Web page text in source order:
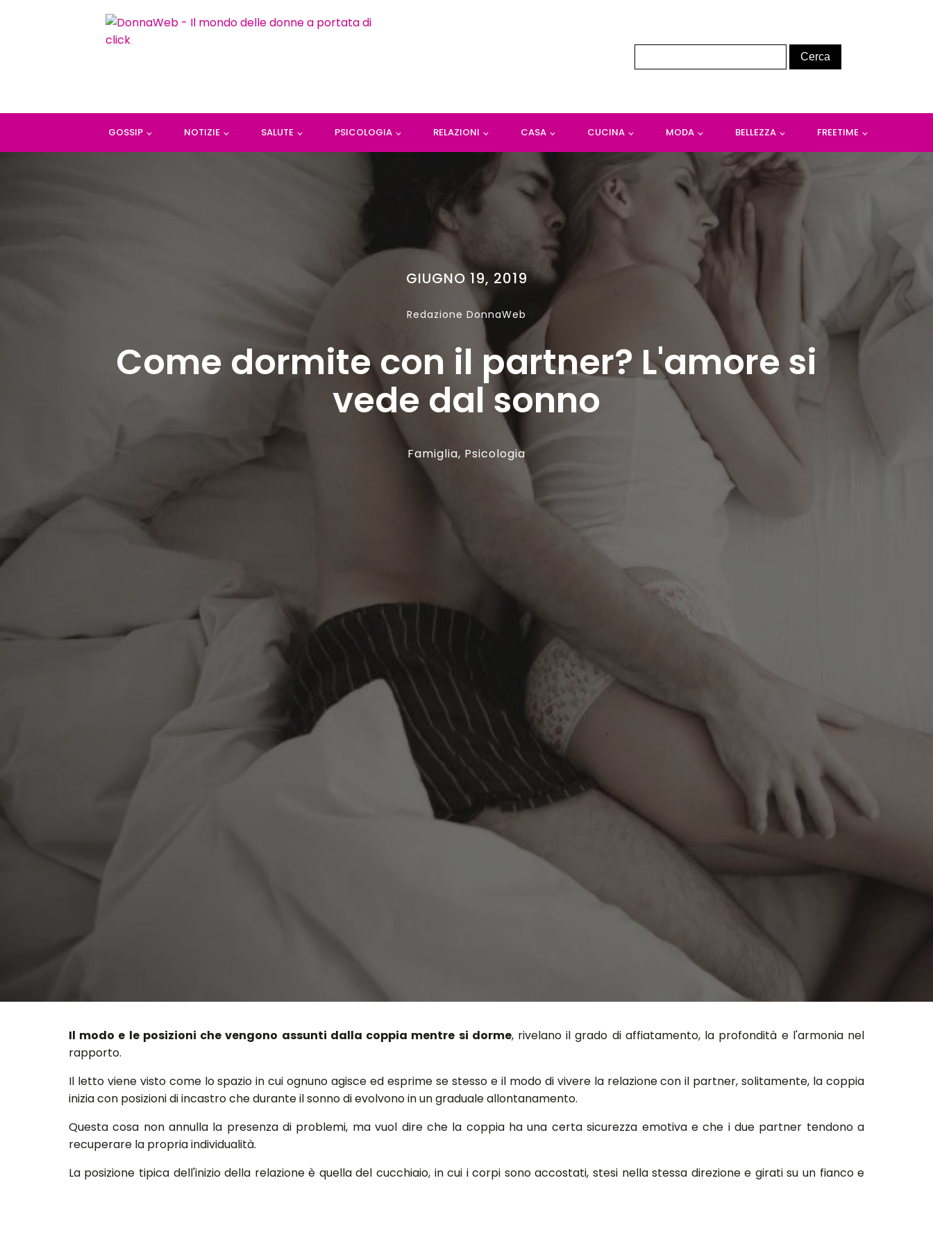
GOSSIP NOTIZIE SALUTE PSICOLOGIA RELAZIONI CASA CUCINA MODA BELLEZZA FREETIME
GIUGNO 19, 2019
Redazione DonnaWeb
Come dormite con il partner? L'amore si
vede dal sonno
Famiglia, Psicologia
Il modo e le posizioni che vengono assunti dalla coppia mentre si dorme, rivelano il grado di affiatamento, la profondità e l'armonia nel
rapporto.
Il letto viene visto come lo spazio in cui ognuno agisce ed esprime se stesso e il modo di vivere la relazione con il partner, solitamente, la coppia
inizia con posizioni di incastro che durante il sonno di evolvono in un graduale allontanamento.
Questa cosa non annulla la presenza di problemi, ma vuol dire che la coppia ha una certa sicurezza emotiva e che i due partner tendono a
recuperare la propria individualità.
La posizione tipica dell'inizio della relazione è quella del cucchiaio, in cui i corpi sono accostati, stesi nella stessa direzione e girati su un fianco e